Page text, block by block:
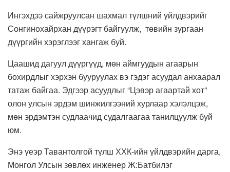
Ингэхдээ сайжруулсан шахмал түлшний үйлдвэрийг
Сонгинохайрхан дүүрэгт байгуулж, төвийн зургаан
дүүргийн хэрэглээг хангаж буй.
Цаашид дагуул дүүргүүд, мөн аймгуудын агаарын
бохирдлыг хэрхэн бууруулах вэ гэдэг асуудал анхаарал
татаж байгаа. Эдгээр асуудлыг “Цэвэр агаартай хот”
олон улсын эрдэм шинжилгээний хурлаар хэлэлцэж,
мөн эрдэмтэн судлаачид судалгаагаа танилцуулж буй
юм.
Энэ үеэр Тавантолгой түлш ХХК-ийн үйлдвэрийн дарга,
Монгол Улсын зөвлөх инженер Ж:Батбилэг